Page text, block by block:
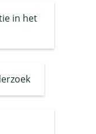
in het